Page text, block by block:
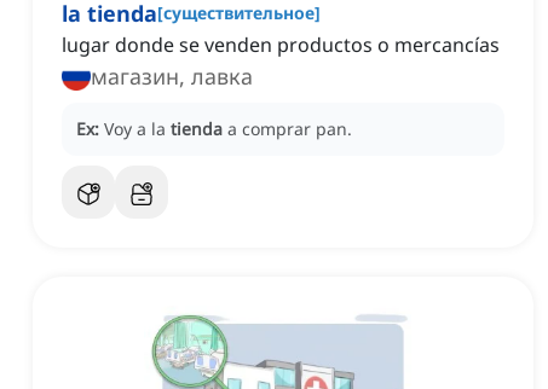
la tienda[существительное]
lugar donde se venden productos o mercancías
магазин, лавка
Ex: Voy a la tienda a comprar pan.